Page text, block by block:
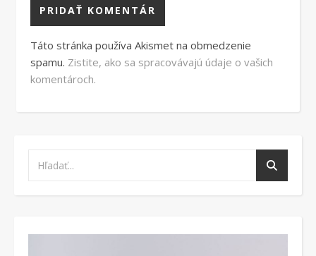
Táto stránka používa Akismet na obmedzenie
spamu. Zistite, ako sa spracovávajú údaje o vašich
komentároch.